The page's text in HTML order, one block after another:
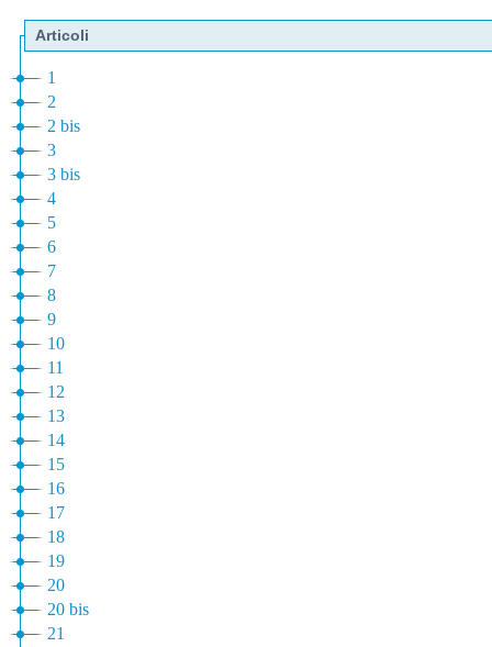
Articoli
1
2
2 bis
3
3 bis
4
5
6
7
8
9
10
11
12
13
14
15
16
17
18
19
20
20 bis
21